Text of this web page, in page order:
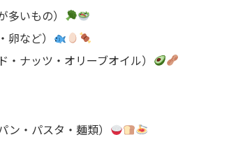
多いもの）
卵など）
・ナッツ・オリーブオイル）
ン・パスタ・麺類）